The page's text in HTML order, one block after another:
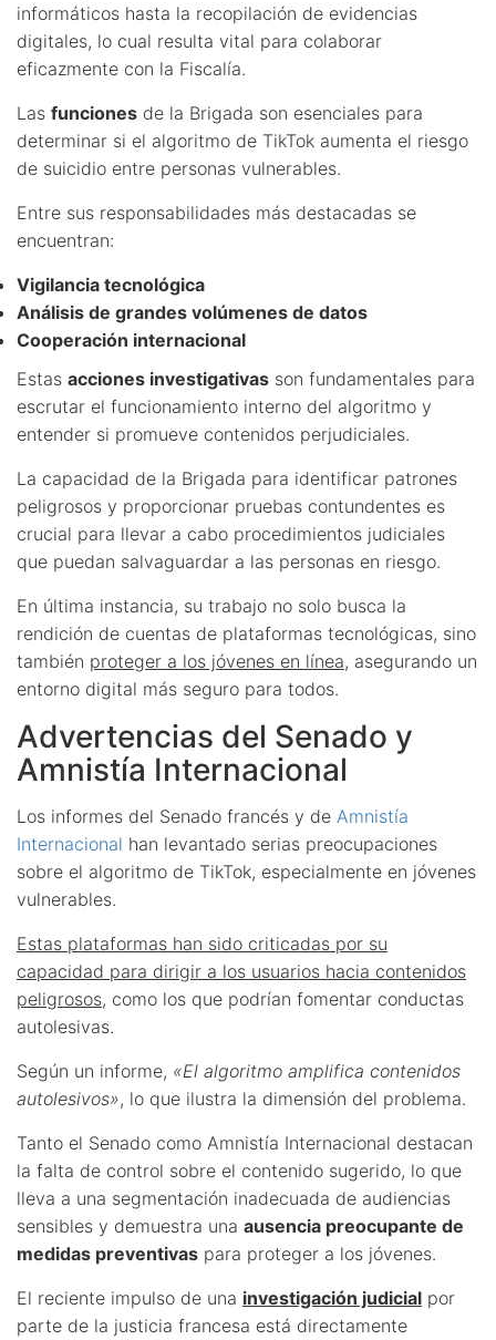
informáticos hasta la recopilación de evidencias
digitales, lo cual resulta vital para colaborar
eficazmente con la Fiscalía.
Las funciones de la Brigada son esenciales para
determinar si el algoritmo de TikTok aumenta el riesgo
de suicidio entre personas vulnerables.
Entre sus responsabilidades más destacadas se
encuentran:
Vigilancia tecnológica
Análisis de grandes volúmenes de datos
Cooperación internacional
Estas acciones investigativas son fundamentales para
escrutar el funcionamiento interno del algoritmo y
entender si promueve contenidos perjudiciales.
La capacidad de la Brigada para identificar patrones
peligrosos y proporcionar pruebas contundentes es
crucial para llevar a cabo procedimientos judiciales
que puedan salvaguardar a las personas en riesgo.
En última instancia, su trabajo no solo busca la
rendición de cuentas de plataformas tecnológicas, sino
también proteger a los jóvenes en línea, asegurando un
entorno digital más seguro para todos.
Advertencias del Senado y
Amnistía Internacional
Los informes del Senado francés y de Amnistía
Internacional han levantado serias preocupaciones
sobre el algoritmo de TikTok, especialmente en jóvenes
vulnerables.
Estas plataformas han sido criticadas por su
capacidad para dirigir a los usuarios hacia contenidos
peligrosos, como los que podrían fomentar conductas
autolesivas.
Según un informe, «El algoritmo amplifica contenidos
autolesivos», lo que ilustra la dimensión del problema.
Tanto el Senado como Amnistía Internacional destacan
la falta de control sobre el contenido sugerido, lo que
lleva a una segmentación inadecuada de audiencias
sensibles y demuestra una ausencia preocupante de
medidas preventivas para proteger a los jóvenes.
El reciente impulso de una investigación judicial por
parte de la justicia francesa está directamente